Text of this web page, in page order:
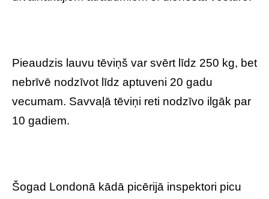
Pieaudzis lauvu tēviņš var svērt līdz 250 kg, bet
nebrīvē nodzīvot līdz aptuveni 20 gadu
vecumam. Savvaļā tēviņi reti nodzīvo ilgāk par
10 gadiem.
Šogad Londonā kādā picērijā inspektori picu